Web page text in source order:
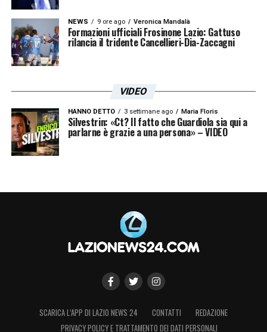
squadra, che stamattina a Formello ha
ripreso il lavoro dopo il lunedì di riposo
concesso alla rosa (e lo scarico domenicale
dopo l’amichevole di Frosinone), svolgerà
fino al 2 agosto, data della seconda gara
amichevole contro il Galatasaray. Una
curiosità storica: proprio contro i giallorossi,
la sua prima Lazio europea. Quella partita
finì 1-0 per i turchi a causa di un errore di
NEWS 9 ore ago Veronica Mandalà
Formazioni ufficiali Frosinone Lazio: Gattuso
rilancia il tridente Cancellieri-Dia-Zaccagni
VIDEO
HANNO DETTO 3 settimane ago Maria Floris
Silvestrin: «Ct? Il fatto che Guardiola sia qui a
parlarne è grazie a una persona» – VIDEO
SCARICA L’APP DI LAZIO NEWS 24 CONTATTI
REDAZIONE
PRIVACY POLICY E TRATTAMENTO DEI DATI PERSONALI